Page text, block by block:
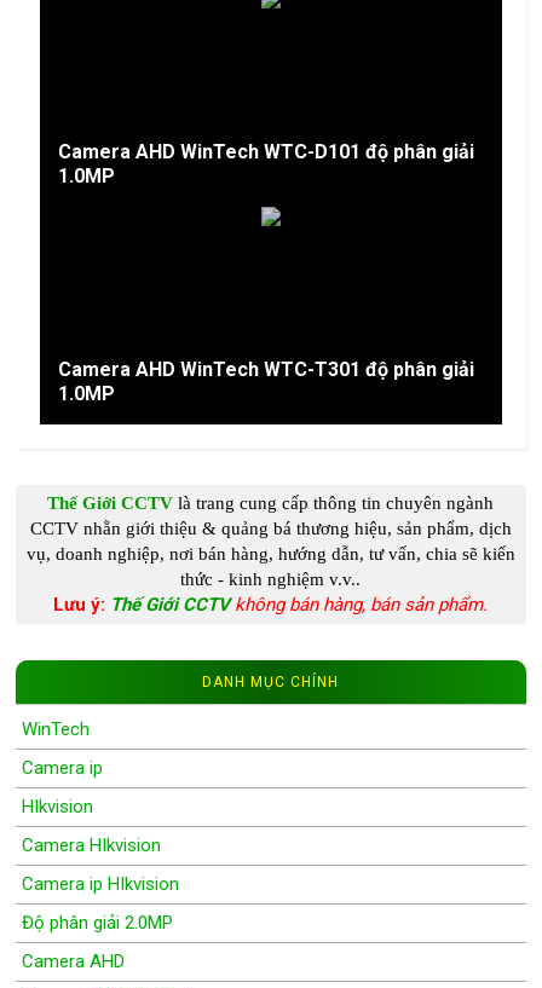
Camera AHD WinTech WTC-D101 độ phân giải
1.0MP
Camera AHD WinTech WTC-T301 độ phân giải
1.0MP
Thế Giới CCTV là trang cung cấpthông tin chuyên ngành
CCTVnhằn giới thiệu & quảng bá thương hiệu, sản phẩm, dịch
vụ, doanh nghiệp, nơi bán hàng, hướng dẫn, tư vấn, chia sẽ kiến
thức - kinh nghiệmv.v..
Lưu ý: Thế Giới CCTV không bán hàng, bán sản phẩm.
DANH MỤC CHÍNH
WinTech
Camera ip
HIkvision
Camera HIkvision
Camera ip HIkvision
Độ phân giải 2.0MP
Camera AHD